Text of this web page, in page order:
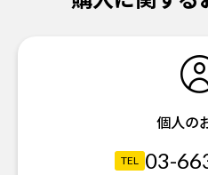
個人の
TEL 03-